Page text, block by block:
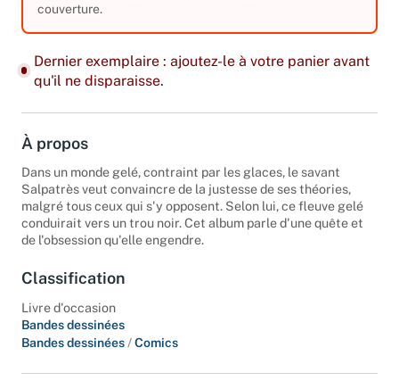
couverture.
Dernier exemplaire : ajoutez-le à votre panier avant
qu'il ne disparaisse.
À propos
Dans un monde gelé, contraint par les glaces, le savant
Salpatrès veut convaincre de la justesse de ses théories,
malgré tous ceux qui s'y opposent. Selon lui, ce fleuve gelé
conduirait vers un trou noir. Cet album parle d'une quête et
de l'obsession qu'elle engendre.
Classification
Livre d'occasion
Bandes dessinées
Bandes dessinées /Comics